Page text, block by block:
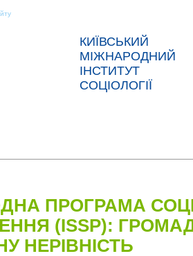
КИЇВСЬКИЙ
МІЖНАРОДНИЙ
ІНСТИТУТ
СОЦІОЛОГІЇ
ПРОГРАМА
(ISSP):
НЕРІВНІСТЬ